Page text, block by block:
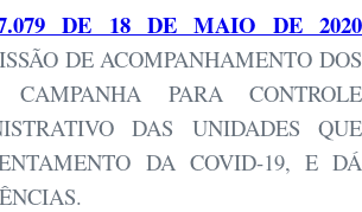
DE 18 DE MAIO DE 2020
DE ACOMPANHAMENTO DOS
PARA CONTROLE
DAS UNIDADES QUE
DA COVID-19, E DÁ